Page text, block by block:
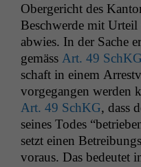
Oberg­ericht des
Beschw­erde mit
abwies. In der Sache
gemäss Art. 49 SchKG
schaft in einem
vorge­gan­gen wer­den
Art. 49 SchKG, dass
seines Todes
set­zt einen
voraus. Das bedeutet